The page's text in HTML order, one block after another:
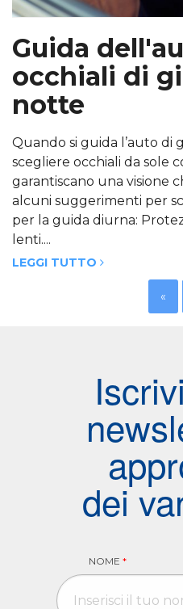
Guida
occhiali di
notte
Quando si guida l’auto di
scegliere occhiali da sole
garantiscano una visione
alcuni suggerimenti per
per la guida diurna:
lenti....
LEGGI TUTTO
«
dei
NOME *